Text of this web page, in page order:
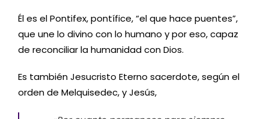
Él es el Pontifex, pontífice, “el que hace puentes”,
que une lo divino con lo humano y por eso, capaz
de reconciliar la humanidad con Dios.
Es también Jesucristo Eterno sacerdote, según el
orden de Melquisedec, y Jesús,